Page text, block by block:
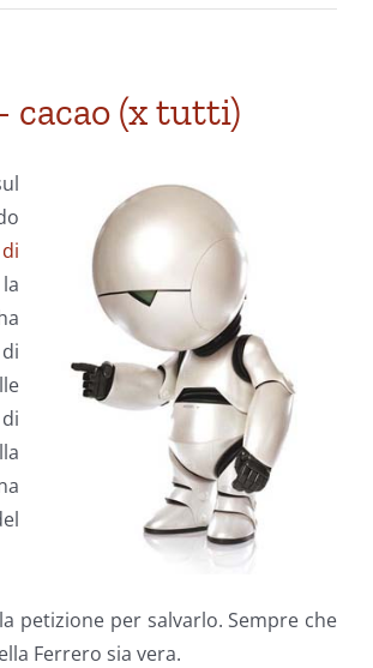
cacao (x tutti)
petizione per salvarlo. Sempre che
Ferrero sia vera.